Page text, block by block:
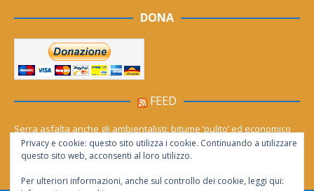
DONA
FEED
Serra asfalta anche gli ambientalisti: bitume ‘pulito’ ed economico
Le migliori agenzie Meta Ads in Italia nel 2026
Privacy e cookie: questo sito utilizza i cookie. Continuando a utilizzare
questo sito web, acconsenti al loro utilizzo.
Per ulteriori informazioni, anche sul controllo dei cookie, leggi qui: